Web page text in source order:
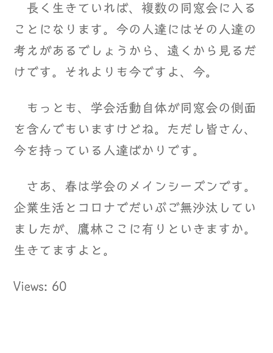
長く生きていれば、複数の同窓会に入る
ことになります。今の人達にはその人達の
考えがあるでしょうから、遠くから見るだ
けです。それよりも今ですよ、今。
もっとも、学会活動自体が同窓会の側面
を含んでもいますけどね。ただし皆さん、
今を持っている人達ばかりです。
さあ、春は学会のメインシーズンです。
企業生活とコロナでだいぶご無沙汰してい
ましたが、鷹林ここに有りといきますか。
生きてますよと。
Views: 60